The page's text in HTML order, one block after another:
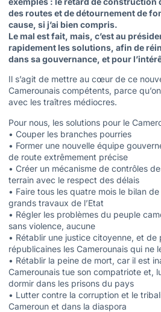
des routes et de détournement de
cause, si j’ai bien compris.
Le mal est fait, mais, c’est au
rapidement les solutions, afin de
dans sa gouvernance, et pour
Il s’agit de mettre au cœur de ce
Camerounais compétents, parce
avec les traîtres médiocres.
Pour nous, les solutions pour le
• Couper les branches pourries
• Former une nouvelle équipe
de route extrêmement précise
• Créer un mécanisme de contrôles
terrain avec le respect des délais
• Faire tous les quatre mois le bilan
grands travaux de l’Etat
• Régler les problèmes du peuple
sans violence, aucune
• Rétablir une justice citoyenne, et de
républicaines les Camerounais qui ne
• Rétablir la peine de mort, car il est
Camerounais tue son compatriote et,
dormir dans les prisons du pays
• Lutter contre la corruption et le
Cameroun et dans la diaspora